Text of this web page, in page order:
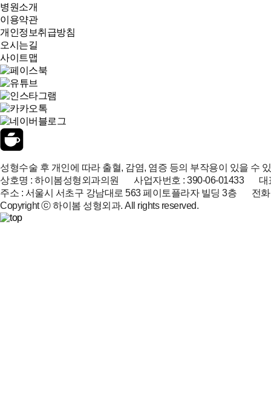
병원소개
이용약관
개인정보취급방침
오시는길
사이트맵
성형수술 후 개인에 따라 출혈, 감염, 염증 등의 부작용이 있을 수
상호명 : 하이봄성형외과의원 사업자번호 : 390-06-01433 대
주소 : 서울시 서초구 강남대로 563 페이토플라자 빌딩 3층 전
Copyright ⓒ 하이봄 성형외과. All rights reserved.